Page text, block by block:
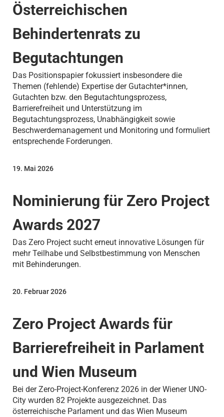
Österreichischen
Behindertenrats zu
Begutachtungen
Das Positionspapier fokussiert insbesondere die
Themen (fehlende) Expertise der Gutachter*innen,
Gutachten bzw. den Begutachtungsprozess,
Barrierefreiheit und Unterstützung im
Begutachtungsprozess, Unabhängigkeit sowie
Beschwerdemanagement und Monitoring und formuliert
entsprechende Forderungen.
Nominierung für Zero Project
Awards 2027
19. Mai 2026
Das Zero Project sucht erneut innovative Lösungen für
mehr Teilhabe und Selbstbestimmung von Menschen
mit Behinderungen.
Zero Project Awards für
Barrierefreiheit in Parlament
und Wien Museum
20. Februar 2026
Bei der Zero-Project-Konferenz 2026 in der Wiener UNO-
City wurden 82 Projekte ausgezeichnet. Das
österreichische Parlament und das Wien Museum